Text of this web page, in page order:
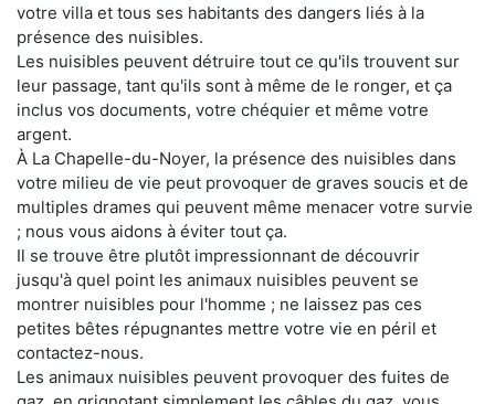
votre villa et tous ses habitants des dangers liés à la
présence des nuisibles.
Les nuisibles peuvent détruire tout ce qu'ils trouvent sur
leur passage, tant qu'ils sont à même de le ronger, et ça
inclus vos documents, votre chéquier et même votre
argent.
À La Chapelle-du-Noyer, la présence des nuisibles dans
votre milieu de vie peut provoquer de graves soucis et de
multiples drames qui peuvent même menacer votre survie
; nous vous aidons à éviter tout ça.
Il se trouve être plutôt impressionnant de découvrir
jusqu'à quel point les animaux nuisibles peuvent se
montrer nuisibles pour l'homme ; ne laissez pas ces
petites bêtes répugnantes mettre votre vie en péril et
contactez-nous.
Les animaux nuisibles peuvent provoquer des fuites de